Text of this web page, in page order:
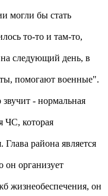
могли бы стать
то-то и там-то,
следующий день, в
помогают военные".
- нормальная
ЧС, которая
Глава района является
он организует
жизнеобеспечения, он